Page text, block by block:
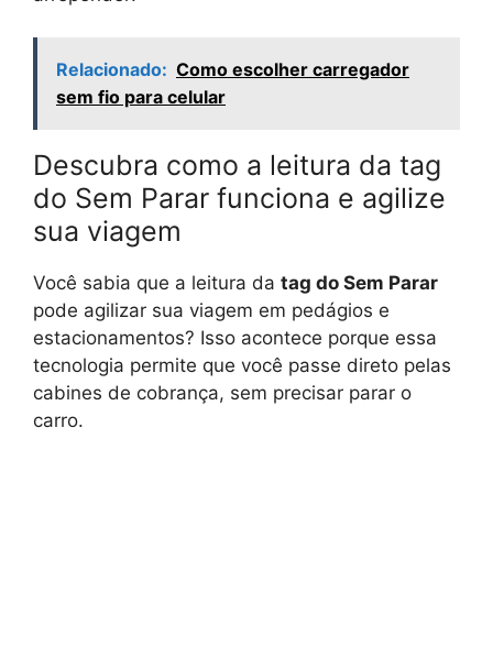
Relacionado: Como escolher carregador
sem fio para celular
Descubra como a leitura da tag
do Sem Parar funciona e agilize
sua viagem
Você sabia que a leitura da tag do Sem Parar
pode agilizar sua viagem em pedágios e
estacionamentos? Isso acontece porque essa
tecnologia permite que você passe direto pelas
cabines de cobrança, sem precisar parar o
carro.